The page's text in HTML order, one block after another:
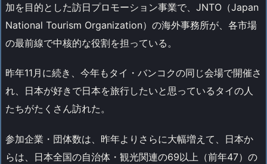
加を目的とした訪日プロモーション事業で、JNTO（Japan
National Tourism Organization）の海外事務所が、各市場
の最前線で中核的な役割を担っている。
昨年11月に続き、今年もタイ・バンコクの同じ会場で開催さ
れ、日本が好きで日本を旅行したいと思っているタイの人
たちがたくさん訪れた。
参加企業・団体数は、昨年よりさらに大幅増えて、日本か
らは、日本全国の自治体・観光関連の69以上（前年47）の